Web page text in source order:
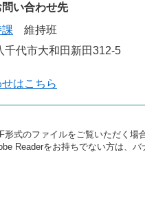
い合わせ先
維持班
千代市大和田新田312-5
はこちら
形式のファイルをご覧いただく場
Readerをお持ちでない方は、